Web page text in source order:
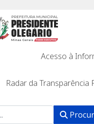
Acesso à
Radar da Transparência